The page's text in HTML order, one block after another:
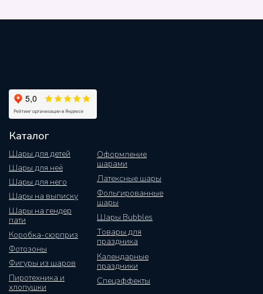
Каталог
Шары для детей
Шары для неё
Шары на выписку
Шары на гендер
пати
Коробка-сюрприз
Фотозоны
Оформление
шарами
Фигуры из шаров
Латексные шары
Фольгированные
шары
Шары Bubbles
Шары для него
Товары для
праздника
Календарные
праздники
Пиротехника и
хлопушки
Спецэффекты